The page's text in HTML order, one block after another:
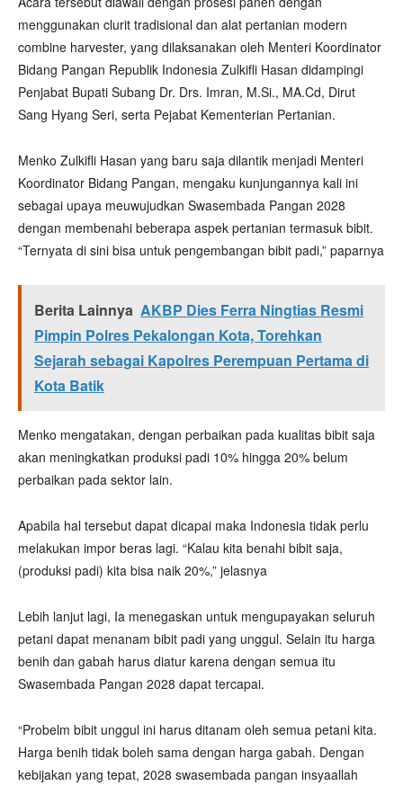
menggunakan clurit tradisional dan alat pertanian modern
combine harvester, yang dilaksanakan oleh Menteri Koordinator
Bidang Pangan Republik Indonesia Zulkifli Hasan didampingi
Penjabat Bupati Subang Dr. Drs. Imran, M.Si., MA.Cd, Dirut
Sang Hyang Seri, serta Pejabat Kementerian Pertanian.
Menko Zulkifli Hasan yang baru saja dilantik menjadi Menteri
Koordinator Bidang Pangan, mengaku kunjungannya kali ini
sebagai upaya meuwujudkan Swasembada Pangan 2028
dengan membenahi beberapa aspek pertanian termasuk bibit.
“Ternyata di sini bisa untuk pengembangan bibit padi,” paparnya
Berita Lainnya AKBP Dies Ferra Ningtias Resmi
Pimpin Polres Pekalongan Kota, Torehkan
Sejarah sebagai Kapolres Perempuan Pertama di
Kota Batik
Menko mengatakan, dengan perbaikan pada kualitas bibit saja
akan meningkatkan produksi padi 10% hingga 20% belum
perbaikan pada sektor lain.
Apabila hal tersebut dapat dicapai maka Indonesia tidak perlu
melakukan impor beras lagi. “Kalau kita benahi bibit saja,
(produksi padi) kita bisa naik 20%,” jelasnya
Lebih lanjut lagi, Ia menegaskan untuk mengupayakan seluruh
petani dapat menanam bibit padi yang unggul. Selain itu harga
benih dan gabah harus diatur karena dengan semua itu
Swasembada Pangan 2028 dapat tercapai.
“Probelm bibit unggul ini harus ditanam oleh semua petani kita.
Harga benih tidak boleh sama dengan harga gabah. Dengan
kebijakan yang tepat, 2028 swasembada pangan insyaallah